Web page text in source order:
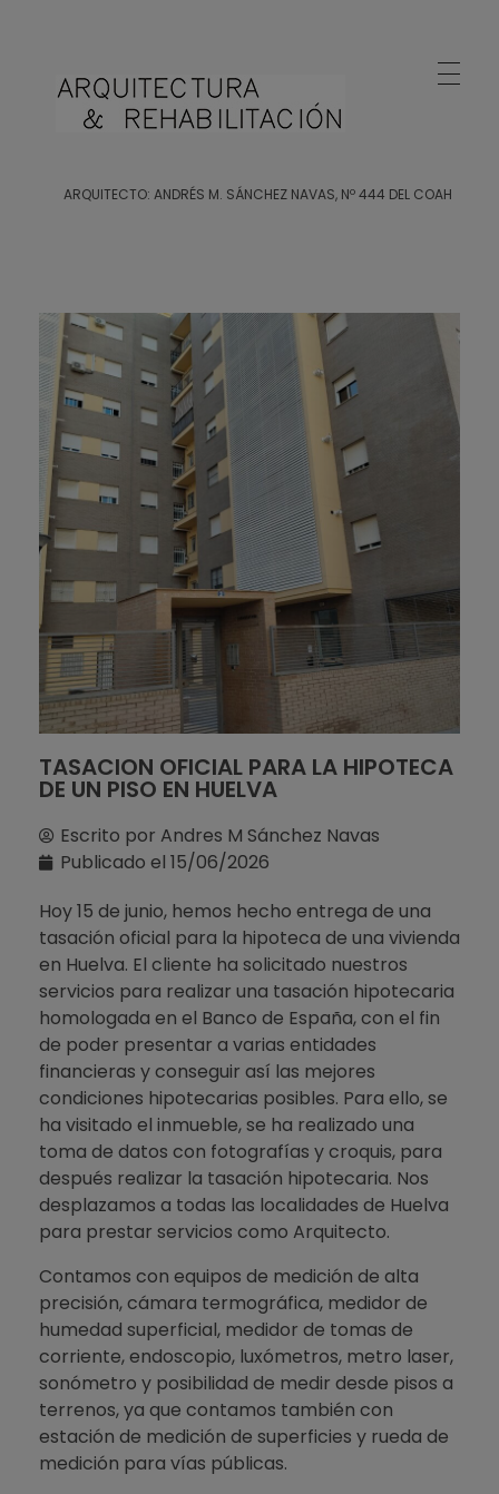
ARQUITECTO: ANDRÉS M. SÁNCHEZ NAVAS, Nº 444 DEL COAH
TASACION OFICIAL PARA LA HIPOTECA
DE UN PISO EN HUELVA
Escrito por Andres M Sánchez Navas
Publicado el 15/06/2026
Hoy 15 de junio, hemos hecho entrega de una
tasación oficial para la hipoteca de una vivienda
en Huelva. El cliente ha solicitado nuestros
servicios para realizar una tasación hipotecaria
homologada en el Banco de España, con el fin
de poder presentar a varias entidades
financieras y conseguir así las mejores
condiciones hipotecarias posibles. Para ello, se
ha visitado el inmueble, se ha realizado una
toma de datos con fotografías y croquis, para
después realizar la tasación hipotecaria. Nos
desplazamos a todas las localidades de Huelva
para prestar servicios como Arquitecto.
Contamos con equipos de medición de alta
precisión, cámara termográfica, medidor de
humedad superficial, medidor de tomas de
corriente, endoscopio, luxómetros, metro laser,
sonómetro y posibilidad de medir desde pisos a
terrenos, ya que contamos también con
estación de medición de superficies y rueda de
medición para vías públicas.